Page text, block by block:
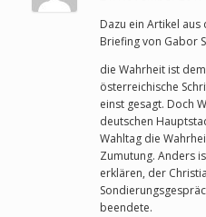
Dazu ein Artikel
Briefing von Gabor
die Wahrheit ist
österreichische
einst gesagt. Doch
deutschen
Wahltag die
Zumutung. Anders
erklären, der
beendete.